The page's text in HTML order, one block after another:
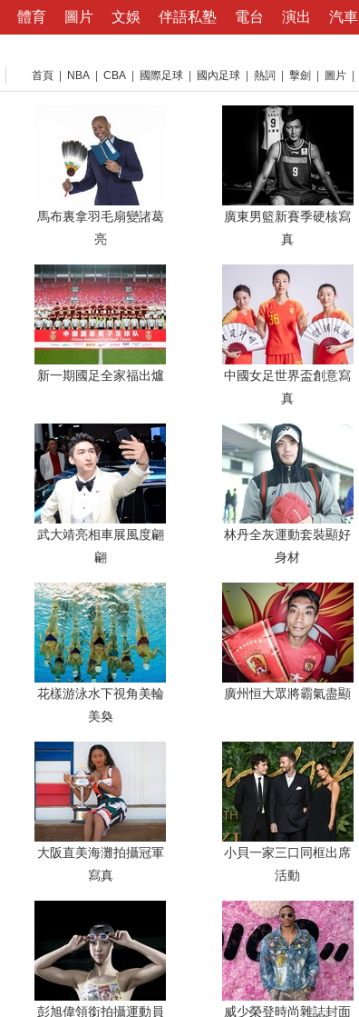
體育 圖片 文娛 伴語私塾 電台 演出 汽車
首頁 NBA CBA 國際足球 國內足球 熱詞 擊劍 圖片
馬布裏拿羽毛扇變諸葛
亮
廣東男籃新賽季硬核寫
真
新一期國足全家福出爐
中國女足世界盃創意寫
真
武大靖亮相車展風度翩
翩
林丹全灰運動套裝顯好
身材
花樣游泳水下視角美輪
美奐
廣州恒大眾將霸氣盡顯
大阪直美海灘拍攝冠軍
寫真
小貝一家三口同框出席
活動
彭旭偉領銜拍攝運動員
威少榮登時尚雜誌封面